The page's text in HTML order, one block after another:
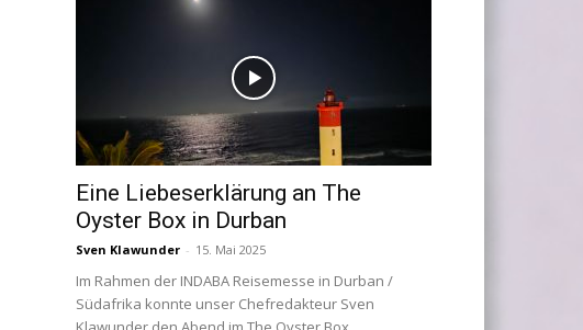
Eine Liebeserklärung an The
Oyster Box in Durban
Sven Klawunder - 15. Mai 2025
Im Rahmen der INDABA Reisemesse in Durban /
Südafrika konnte unser Chefredakteur Sven